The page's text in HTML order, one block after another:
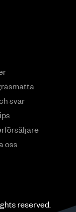
svar
oss
reserved.